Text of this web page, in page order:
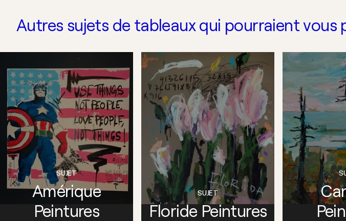
Autres sujets de tableaux qui pourraient vous
Amérique
Peintures
SUJET
Floride Peintures
SUJET